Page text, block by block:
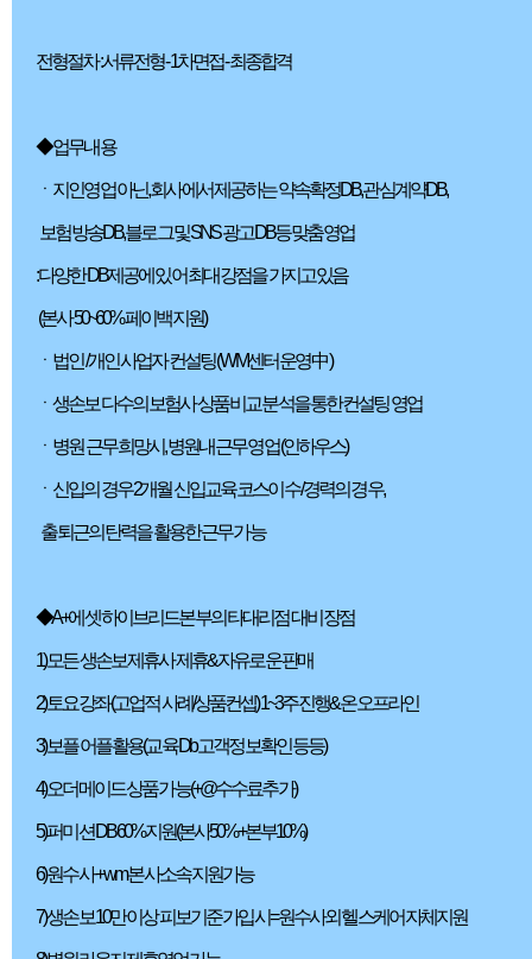
전형절차 : 서류전형 - 1차면접 - 최종합격
◆ 업무내용
ㆍ 지인영업 아닌, 회사에서 제공하는 약속확정DB, 관심계약DB,
보험방송DB, 블로그 및 SNS 광고 DB등 맞춤영업
: 다양한 DB제공에 있어 최대 강점을 가지고 있음
(본사 50~60% 페이백 지원)
ㆍ 법인 / 개인 사업자 컨설팅 ( WM센터 운영 中 )
ㆍ 생손보 다수의 보험사 상품 비교 분석을 통한 컨설팅 영업
ㆍ 병원 근무 희망시, 병원내 근무 영업 (인하우스)
ㆍ 신입의 경우 2개월 신입교육 코스이수 / 경력의 경우,
출퇴근의 탄력을 활용한 근무 가능
◆ A+에셋 하이브리드본부의 타대리점 대비 장점
1) 모든 생손보 제휴사 제휴& 자유로운 판매
2) 토요강좌 (고업적 사례/상품컨셉) 1~3주 진행&온 오프라인
3) 보플 어플 활용(교육 Db 고객정보확인 등등)
4) 오더메이드 상품 가능(+@수수료추가)
5) 퍼미션 DB 60%지원(본사50%+본부10%)
6) 원수사 + wm 본사소속 지원가능
7) 생손보 10만 이상 피보기준 가입시= 원수사외 헬스케어 자체지원